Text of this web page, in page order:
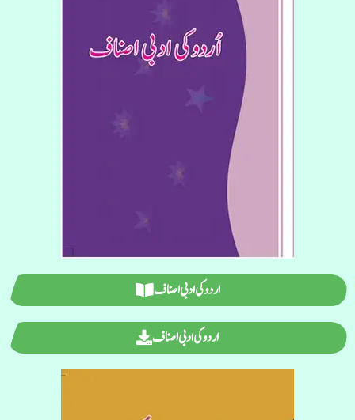
اردو کی ادبی اصناف
اردو کی ادبی اصناف